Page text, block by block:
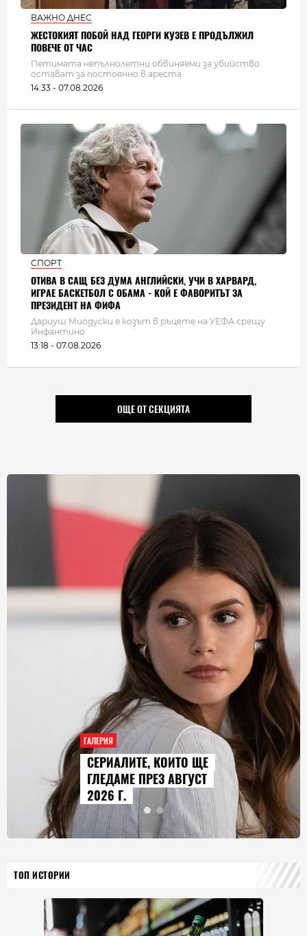
ВАЖНО ДНЕС
ЖЕСТОКИЯТ ПОБОЙ НАД ГЕОРГИ КУЗЕВ Е ПРОДЪЛЖИЛ
ПОВЕЧЕ ОТ ЧАС
Петимата непълнолетни обвиняеми за убийство
остават за постоянно в ареста
14:33 - 07.08.2026
СПОРТ
ОТИВА В САЩ БЕЗ ДУМА АНГЛИЙСКИ, УЧИ В ХАРВАРД,
ИГРАЕ БАСКЕТБОЛ С ОБАМА - КОЙ Е ФАВОРИТЪТ ЗА
ПРЕЗИДЕНТ НА ФИФА
Дариуш Миодуски е козът в ръцете на УЕФА срещу
Инфантино
13:18 - 07.08.2026
ОЩЕ ОТ СЕКЦИЯТА
ГАЛЕРИЯ
AUDI Q9 СТАВА НАЙ-
ГОЛЕМИЯТ МОДЕЛ В
ИСТОРИЯТА НА МАРКАТА
ТОП ИСТОРИИ